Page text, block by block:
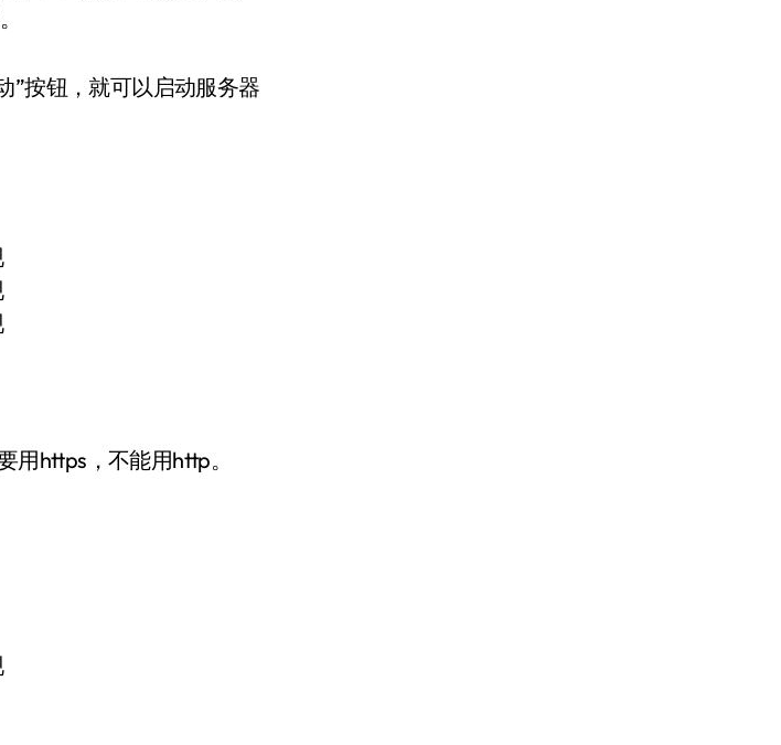
按钮，就可以启动服务器
用https，不能用http。